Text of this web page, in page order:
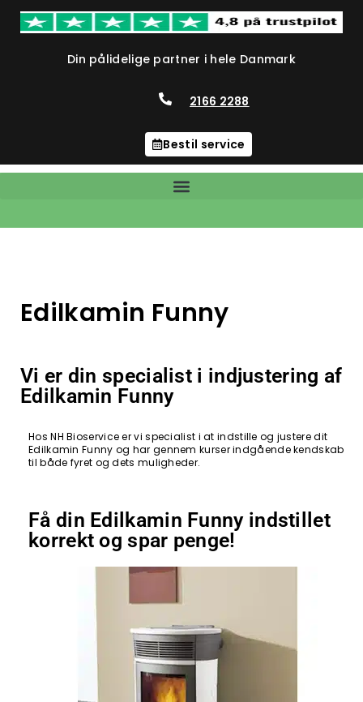
Din pålidelige partner i hele Danmark
2166 2288
Bestil service
Edilkamin Funny
Vi er din specialist i indjustering af
Edilkamin Funny
Hos NH Bioservice er vi specialist i at indstille og justere dit
Edilkamin Funny og har gennem kurser indgående kendskab
til både fyret og dets muligheder.
Få din Edilkamin Funny indstillet
korrekt og spar penge!